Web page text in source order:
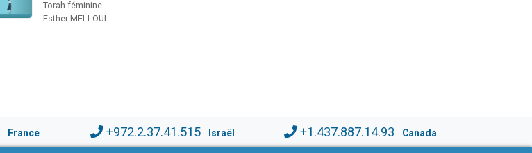
Torah féminine
Esther MELLOUL
France +972.2.37.41.515 Israël +1.437.887.14.93 Canada